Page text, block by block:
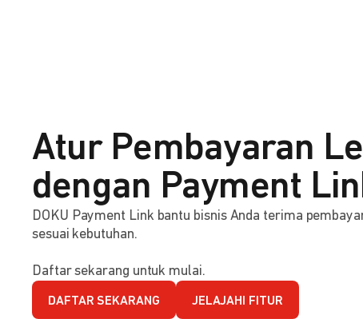
Atur Pembayaran
dengan Payment
DOKU Payment Link bantu bisnis Anda terima
sesuai kebutuhan.
Daftar sekarang untuk mulai.
DAFTAR SEKARANG JELAJAHI FITUR